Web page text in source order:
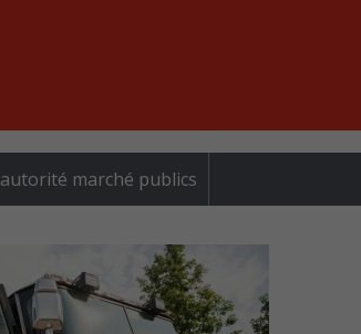
autorité marché publics